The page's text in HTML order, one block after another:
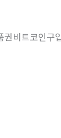
권비트코인구